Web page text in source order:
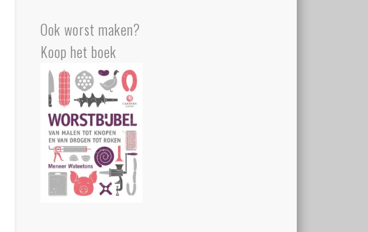
Ook worst maken?
Koop het boek